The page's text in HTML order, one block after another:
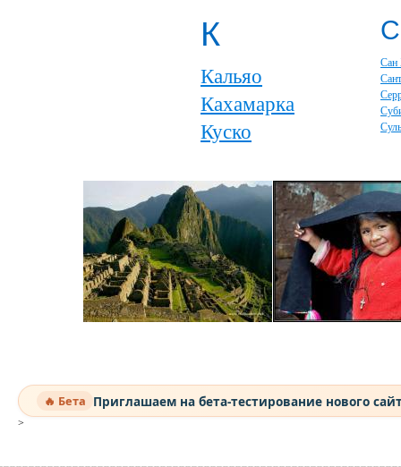
К
Кальяо
Кахамарка
Куско
С
Сан
🔥 Бета Приглашаем на бета-тестирование нового
>